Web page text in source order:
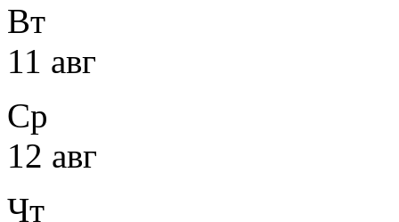
Вт
11 авг
Ср
12 авг
Чт